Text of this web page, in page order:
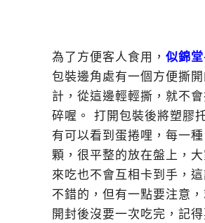
為了方便客人食用， 似錦
包裝邊角處有一個方便撕
計，從這邊輕輕撕，就不會
碎喔。 打開包裝後將塑膠
有可以看到蛋捲哩，每一
顆，很平整的放在盤上，
來吃也不會互相卡到手，
不錯的，但有一點要注意
開封後沒要一次吃完，記